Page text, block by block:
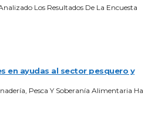
Los Resultados De La Encuesta
en ayudas al sector pesquero y
Pesca Y Soberanía Alimentaria Ha